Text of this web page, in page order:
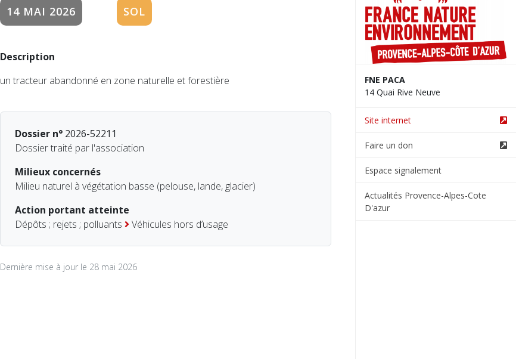
14 MAI 2026 SOL
Description
un tracteur abandonné en zone naturelle et forestière
Dossier n°2026-52211
Dossier traité par l'association
Milieux concernés
Milieu naturel à végétation basse (pelouse, lande, glacier)
Action portant atteinte
Dépôts ; rejets ; polluants
Véhicules hors d’usage
Dernière mise à jour le 28 mai 2026
FNE PACA
14 Quai Rive Neuve
Site internet
Faire un don
Espace signalement
Actualités Provence-Alpes-Cote
D'azur